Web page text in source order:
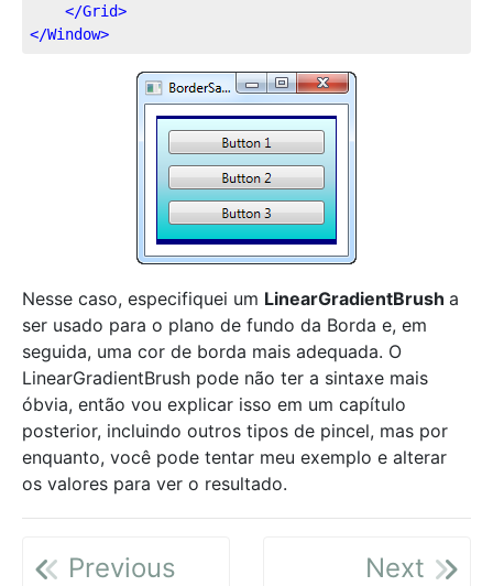
</Grid>
</Window>
Nesse caso, especifiquei um LinearGradientBrush a
ser usado para o plano de fundo da Borda e, em
seguida, uma cor de borda mais adequada. O
LinearGradientBrush pode não ter a sintaxe mais
óbvia, então vou explicar isso em um capítulo
posterior, incluindo outros tipos de pincel, mas por
enquanto, você pode tentar meu exemplo e alterar
os valores para ver o resultado.
Previous Next